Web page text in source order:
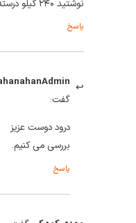
esfahanahanAdmin
a
درود دوست عزیز
بررسی می کنیم.
پنجشنبه, ۲۰ مرداد ۱۴۰۱ در g:i a